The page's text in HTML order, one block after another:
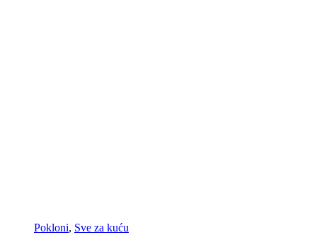
Pokloni, Sve za kuću